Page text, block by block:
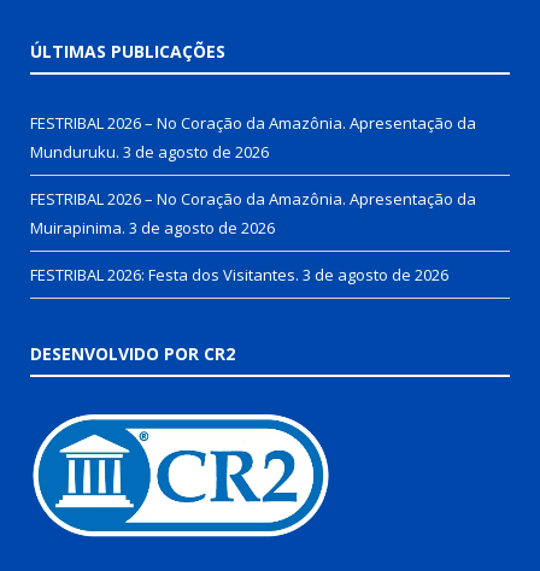
ÚLTIMAS PUBLICAÇÕES
FESTRIBAL 2026 – No Coração da Amazônia. Apresentação da
Munduruku. 3 de agosto de 2026
FESTRIBAL 2026 – No Coração da Amazônia. Apresentação da
Muirapinima. 3 de agosto de 2026
FESTRIBAL 2026: Festa dos Visitantes. 3 de agosto de 2026
DESENVOLVIDO POR CR2